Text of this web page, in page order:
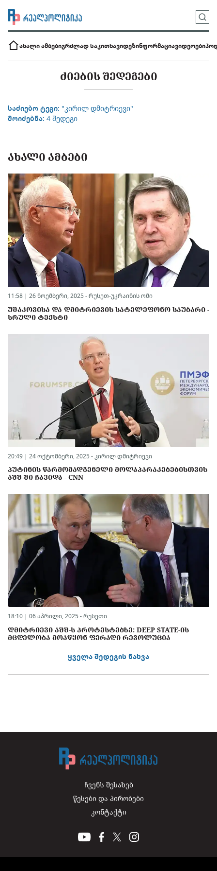
ახალი ამბებიგრძლად საკითხავიდეზინფორმაციავიდეოები
ᲫᲘᲔᲑᲘᲡ ᲨᲔᲓᲔᲒᲔᲑᲘ
საძიებო ტეგი: "კირილ დმიტრიევი"
მოიძებნა: 4 შედეგი
ᲐᲮᲐᲚᲘ ᲐᲛᲑᲔᲑᲘ
11:58 | 26 ნოემბერი, 2025 - რუსეთ-უკრაინის ომი
ᲣᲨᲐᲙᲝᲕᲘᲡᲐ ᲓᲐ ᲓᲛᲘᲢᲠᲘᲔᲕᲘᲡ ᲡᲐᲢᲔᲚᲔᲤᲝᲜᲝ ᲡᲐᲣᲑᲐᲠᲘ -
ᲡᲠᲣᲚᲘ ᲢᲔᲥᲡᲢᲘ
20:49 | 24 ოქტომბერი, 2025 - კირილ დმიტრიევი
ᲞᲣᲢᲘᲜᲘᲡ ᲬᲐᲠᲛᲝᲛᲐᲓᲒᲔᲜᲔᲚᲘ ᲛᲝᲚᲐᲞᲐᲠᲐᲙᲔᲑᲔᲑᲘᲡᲗᲕᲘᲡ
ᲐᲨᲨ-ᲨᲘ ᲩᲐᲕᲘᲓᲐ - CNN
18:10 | 06 აპრილი, 2025 - რუსეთი
ᲓᲛᲘᲢᲠᲘᲔᲕᲘ ᲐᲨᲨ-Ს ᲞᲠᲝᲢᲔᲡᲢᲔᲑᲖᲔ: DEEP STATE-ᲘᲡ
ᲛᲪᲓᲔᲚᲝᲑᲐ ᲛᲝᲐᲬᲧᲝᲜ ᲤᲔᲠᲐᲓᲘ ᲠᲔᲕᲝᲚᲣᲪᲘᲐ
ყველა შედეგის ნახვა
ჩვენს შესახებ
წესები და პირობები
კონტაქტი